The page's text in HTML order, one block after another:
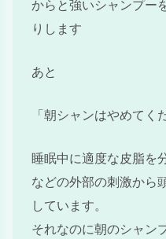
からと強いシャンプー
りします
あと
「朝シャンはやめてく
睡眠中に適度な皮脂を
などの外部の刺激から
しています。
それなのに朝のシャン